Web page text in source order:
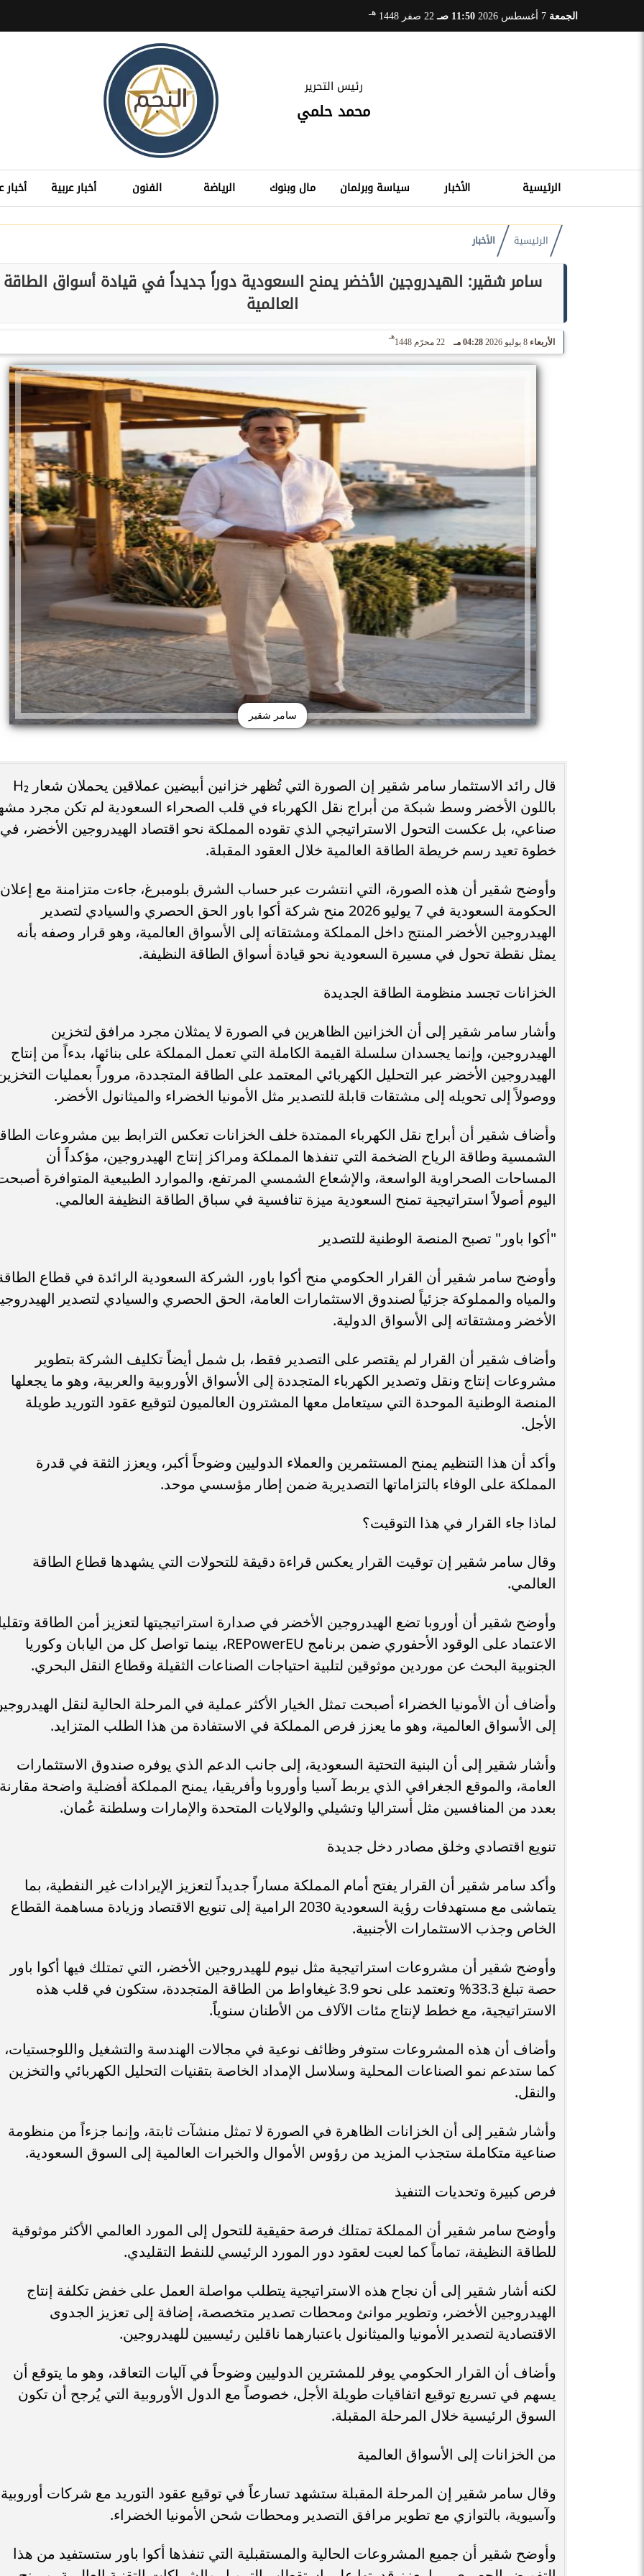
الجمعة 11:50 صـ 22 صفر 1448 هـ
رئيس التحرير
محمد حلمي
الرئيسية الأخبار سياسة وبرلمان مال وبنوك الرياضة الفنون أخبار عربية
الرئيسية الأخبار
سامر شقير: الهيدروجين الأخضر يمنح السعودية دوراً جديداً في قيادة أسواق الطاقة
العالمية
الأربعاء 8 يوليو 2026 04:28 مـ 22 محرّم 1448
هـ
سامر شقير
قال رائد الاستثمار سامر شقير إن الصورة التي تُظهر خزانين أبيضين عملاقين يحملان شعار H₂
باللون الأخضر وسط شبكة من أبراج نقل الكهرباء في قلب الصحراء السعودية لم تكن مجرد
صناعي، بل عكست التحول الاستراتيجي الذي تقوده المملكة نحو اقتصاد الهيدروجين الأخضر، في
خطوة تعيد رسم خريطة الطاقة العالمية خلال العقود المقبلة.
وأوضح شقير أن هذه الصورة، التي انتشرت عبر حساب الشرق بلومبرغ، جاءت متزامنة مع إعلان
الحكومة السعودية في 7 يوليو 2026 منح شركة أكوا باور الحق الحصري والسيادي لتصدير
الهيدروجين الأخضر المنتج داخل المملكة ومشتقاته إلى الأسواق العالمية، وهو قرار وصفه بأنه
يمثل نقطة تحول في مسيرة السعودية نحو قيادة أسواق الطاقة النظيفة.
الخزانات تجسد منظومة الطاقة الجديدة
وأشار سامر شقير إلى أن الخزانين الظاهرين في الصورة لا يمثلان مجرد مرافق لتخزين
الهيدروجين، وإنما يجسدان سلسلة القيمة الكاملة التي تعمل المملكة على بنائها، بدءاً من إنتاج
الهيدروجين الأخضر عبر التحليل الكهربائي المعتمد على الطاقة المتجددة، مروراً بعمليات
ووصولاً إلى تحويله إلى مشتقات قابلة للتصدير مثل الأمونيا الخضراء والميثانول الأخضر.
وأضاف شقير أن أبراج نقل الكهرباء الممتدة خلف الخزانات تعكس الترابط بين مشروعات
الشمسية وطاقة الرياح الضخمة التي تنفذها المملكة ومراكز إنتاج الهيدروجين، مؤكداً أن
المساحات الصحراوية الواسعة، والإشعاع الشمسي المرتفع، والموارد الطبيعية المتوافرة
اليوم أصولاً استراتيجية تمنح السعودية ميزة تنافسية في سباق الطاقة النظيفة العالمي.
"أكوا باور" تصبح المنصة الوطنية للتصدير
وأوضح سامر شقير أن القرار الحكومي منح أكوا باور، الشركة السعودية الرائدة في قطاع
والمياه والمملوكة جزئياً لصندوق الاستثمارات العامة، الحق الحصري والسيادي لتصدير
الأخضر ومشتقاته إلى الأسواق الدولية.
وأضاف شقير أن القرار لم يقتصر على التصدير فقط، بل شمل أيضاً تكليف الشركة بتطوير
مشروعات إنتاج ونقل وتصدير الكهرباء المتجددة إلى الأسواق الأوروبية والعربية، وهو ما يجعلها
المنصة الوطنية الموحدة التي سيتعامل معها المشترون العالميون لتوقيع عقود التوريد طويلة
الأجل.
وأكد أن هذا التنظيم يمنح المستثمرين والعملاء الدوليين وضوحاً أكبر، ويعزز الثقة في قدرة
المملكة على الوفاء بالتزاماتها التصديرية ضمن إطار مؤسسي موحد.
لماذا جاء القرار في هذا التوقيت؟
وقال سامر شقير إن توقيت القرار يعكس قراءة دقيقة للتحولات التي يشهدها قطاع الطاقة
العالمي.
وأوضح شقير أن أوروبا تضع الهيدروجين الأخضر في صدارة استراتيجيتها لتعزيز أمن الطاقة
الاعتماد على الوقود الأحفوري ضمن برنامج REPowerEU، بينما تواصل كل من اليابان وكوريا
الجنوبية البحث عن موردين موثوقين لتلبية احتياجات الصناعات الثقيلة وقطاع النقل البحري.
وأضاف أن الأمونيا الخضراء أصبحت تمثل الخيار الأكثر عملية في المرحلة الحالية لنقل
إلى الأسواق العالمية، وهو ما يعزز فرص المملكة في الاستفادة من هذا الطلب المتزايد.
وأشار شقير إلى أن البنية التحتية السعودية، إلى جانب الدعم الذي يوفره صندوق الاستثمارات
العامة، والموقع الجغرافي الذي يربط آسيا وأوروبا وأفريقيا، يمنح المملكة أفضلية واضحة مقارنة
بعدد من المنافسين مثل أستراليا وتشيلي والولايات المتحدة والإمارات وسلطنة عُمان.
تنويع اقتصادي وخلق مصادر دخل جديدة
وأكد سامر شقير أن القرار يفتح أمام المملكة مساراً جديداً لتعزيز الإيرادات غير النفطية، بما
يتماشى مع مستهدفات رؤية السعودية 2030 الرامية إلى تنويع الاقتصاد وزيادة مساهمة القطاع
الخاص وجذب الاستثمارات الأجنبية.
وأوضح شقير أن مشروعات استراتيجية مثل نيوم للهيدروجين الأخضر، التي تمتلك فيها أكوا باور
حصة تبلغ 33.3% وتعتمد على نحو 3.9 غيغاواط من الطاقة المتجددة، ستكون في قلب هذه
الاستراتيجية، مع خطط لإنتاج مئات الآلاف من الأطنان سنوياً.
وأضاف أن هذه المشروعات ستوفر وظائف نوعية في مجالات الهندسة والتشغيل واللوجستيات،
كما ستدعم نمو الصناعات المحلية وسلاسل الإمداد الخاصة بتقنيات التحليل الكهربائي والتخزين
والنقل.
وأشار شقير إلى أن الخزانات الظاهرة في الصورة لا تمثل منشآت ثابتة، وإنما جزءاً من منظومة
صناعية متكاملة ستجذب المزيد من رؤوس الأموال والخبرات العالمية إلى السوق السعودية.
فرص كبيرة وتحديات التنفيذ
وأوضح سامر شقير أن المملكة تمتلك فرصة حقيقية للتحول إلى المورد العالمي الأكثر موثوقية
للطاقة النظيفة، تماماً كما لعبت لعقود دور المورد الرئيسي للنفط التقليدي.
لكنه أشار شقير إلى أن نجاح هذه الاستراتيجية يتطلب مواصلة العمل على خفض تكلفة إنتاج
الهيدروجين الأخضر، وتطوير موانئ ومحطات تصدير متخصصة، إضافة إلى تعزيز الجدوى
الاقتصادية لتصدير الأمونيا والميثانول باعتبارهما ناقلين رئيسيين للهيدروجين.
وأضاف أن القرار الحكومي يوفر للمشترين الدوليين وضوحاً في آليات التعاقد، وهو ما يتوقع أن
يسهم في تسريع توقيع اتفاقيات طويلة الأجل، خصوصاً مع الدول الأوروبية التي يُرجح أن تكون
السوق الرئيسية خلال المرحلة المقبلة.
من الخزانات إلى الأسواق العالمية
وقال سامر شقير إن المرحلة المقبلة ستشهد تسارعاً في توقيع عقود التوريد مع شركات أوروبية
وآسيوية، بالتوازي مع تطوير مرافق التصدير ومحطات شحن الأمونيا الخضراء.
وأوضح شقير أن جميع المشروعات الحالية والمستقبلية التي تنفذها أكوا باور ستستفيد من هذا